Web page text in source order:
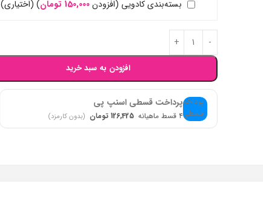
بسته‌بندی کادویی (افزودن150,000 تومان) (اختیاری)
افزودن به سبد خرید
پرداخت قسطی اسنپ پی
۴ قسط ماهیانه 126,425 تومان (بدون کارمزد)